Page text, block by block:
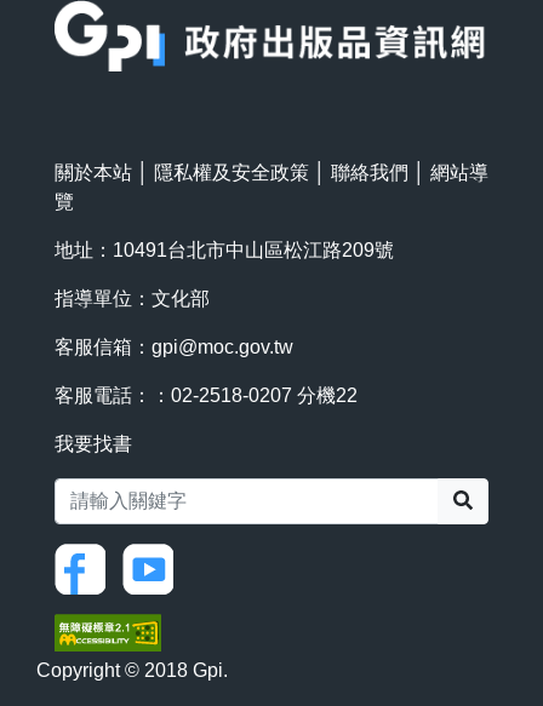
關於本站 隱私權及安全政策 聯絡我們
網站導
覽
地址：10491台北市中山區松江路209號
指導單位：文化部
客服信箱： gpi@moc.gov.tw
客服電話：：02-2518-0207 分機22
我要找書
Copyright © 2018 Gpi.